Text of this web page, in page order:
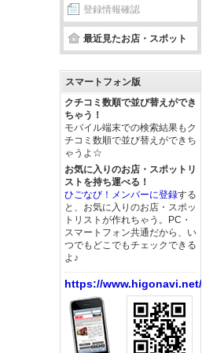
登録情報確認
最近見たお店・スポット
スマートフォン版
クチコミ数順で並び替えができ
ちゃう！
モバイル端末での検索結果もク
チコミ数順で並び替えができち
ゃうよ☆
お気に入りのお店・スポットリ
ストを持ち運べる！
ひごなび！メンバーに登録する
と、お気に入りのお店・スポッ
トリストが作れちゃう。PC・
スマートフォン共通だから、い
つでもどこでもチェックできる
よ♪
https://www.higonavi.net/